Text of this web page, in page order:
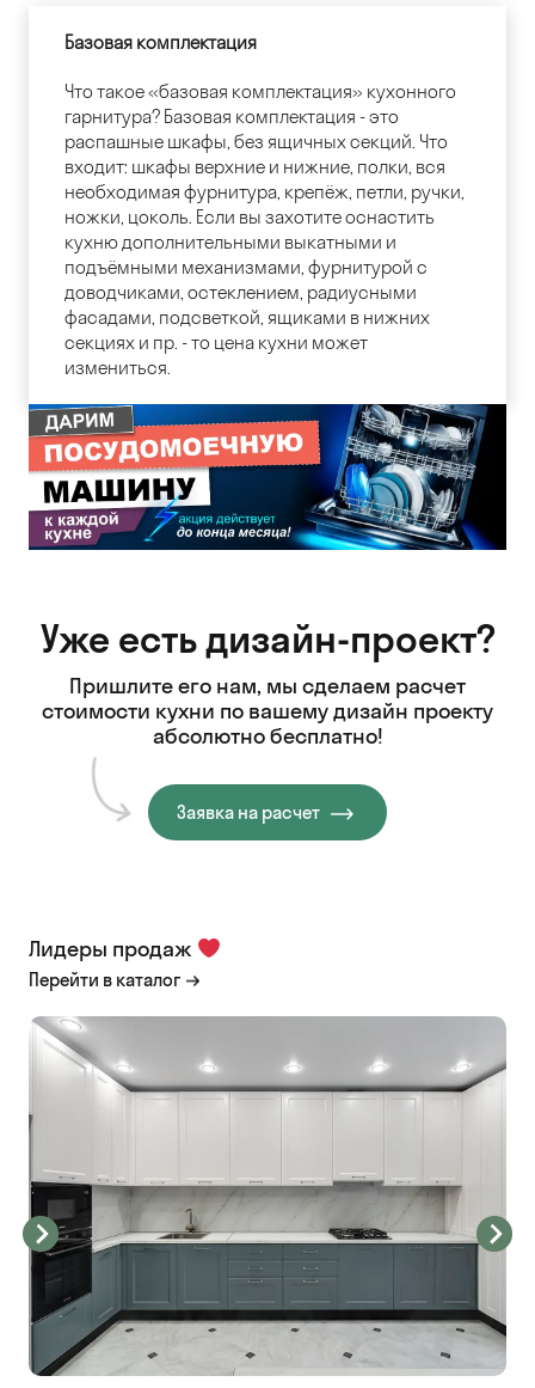
Базовая комплектация
Что такое «базовая комплектация» кухонного
гарнитура? Базовая комплектация - это
распашные шкафы, без ящичных секций. Что
входит: шкафы верхние и нижние, полки, вся
необходимая фурнитура, крепёж, петли, ручки,
ножки, цоколь. Если вы захотите оснастить
кухню дополнительными выкатными и
подъёмными механизмами, фурнитурой с
доводчиками, остеклением, радиусными
фасадами, подсветкой, ящиками в нижних
секциях и пр. - то цена кухни может
измениться.
Уже есть дизайн-проект?
Пришлите его нам, мы сделаем расчет
стоимости кухни по вашему дизайн проекту
абсолютно бесплатно!
Заявка на расчет
Лидеры продаж
Перейти в каталог